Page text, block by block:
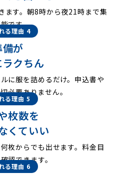
ます。朝8時から夜21時まで集
です。
る理由 4
が
クちん
に服を詰めるだけ。申込書や
必要ありません。
る理由 5
枚数を
くていい
枚からでも出せます。料金目
認できます。
る理由 6